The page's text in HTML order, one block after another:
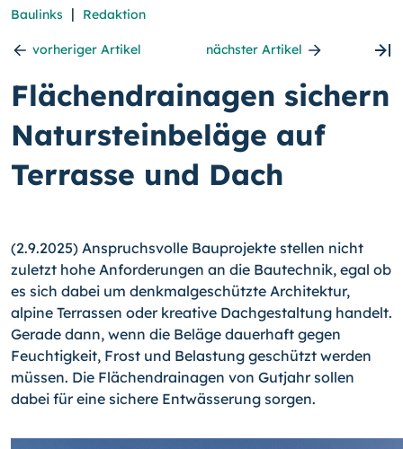
Baulinks | Redaktion
vorheriger Artikel nächster Artikel
Flächendrainagen sichern
Natursteinbeläge auf
Terrasse und Dach
(2.9.2025) Anspruchsvolle Bauprojekte stellen nicht
zuletzt hohe Anforderungen an die Bautechnik, egal ob
es sich dabei um denkmalgeschützte Architektur,
alpine Terrassen oder kreative Dachgestaltung handelt.
Gerade dann, wenn die Beläge dauerhaft gegen
Feuchtigkeit, Frost und Belastung geschützt werden
müssen. Die Flächendrainagen von Gutjahr sollen
dabei für eine sichere Entwässerung sorgen.